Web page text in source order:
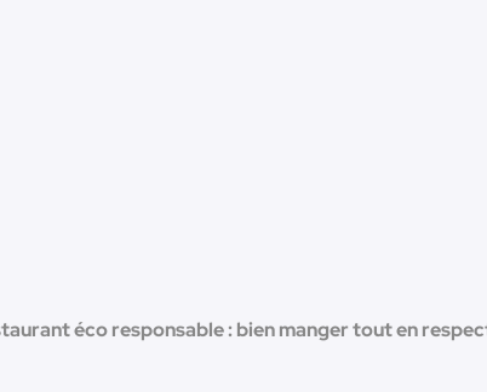
éco responsable : bien manger tout en